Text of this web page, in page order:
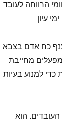
הרווחה לעובד
עיון
ענף כח אדם בצבא
מחייבת
למנוע בעיות
הוא